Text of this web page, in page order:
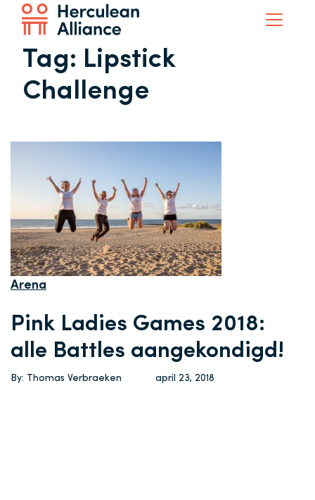
Tag: Lipstick
Challenge
Arena
Pink Ladies Games 2018:
alle Battles aangekondigd!
By: Thomas Verbraeken april 23, 2018